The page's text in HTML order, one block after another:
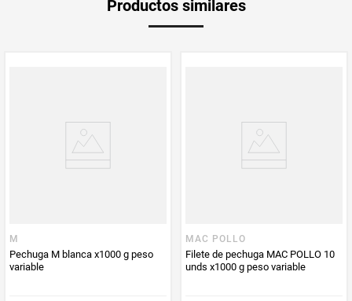
Productos similares
M
Pechuga M blanca x1000 g peso
variable
MAC POLLO
Filete de pechuga MAC POLLO 10
unds x1000 g peso variable